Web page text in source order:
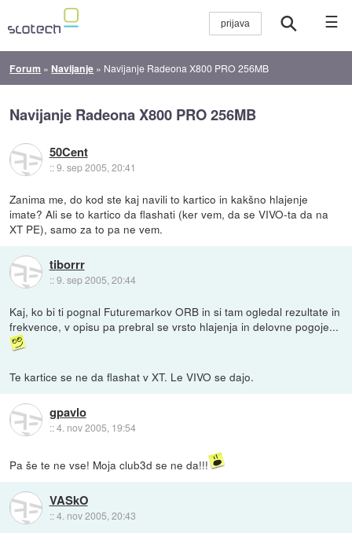
☰
Forum » Navijanje » Navijanje Radeona X800 PRO 256MB
Navijanje Radeona X800 PRO 256MB
50Cent
::9. sep 2005, 20:41
Zanima me, do kod ste kaj navili to kartico in kakšno hlajenje
imate? Ali se to kartico da flashati (ker vem, da se VIVO-ta da na
XT PE), samo za to pa ne vem.
tiborrr
::9. sep 2005, 20:44
Kaj, ko bi ti pognal Futuremarkov ORB in si tam ogledal rezultate in
frekvence, v opisu pa prebral se vrsto hlajenja in delovne pogoje...
Te kartice se ne da flashat v XT. Le VIVO se dajo.
gpavlo
::4. nov 2005, 19:54
Pa še te ne vse! Moja club3d se ne da!!!
VASkO
::4. nov 2005, 20:43